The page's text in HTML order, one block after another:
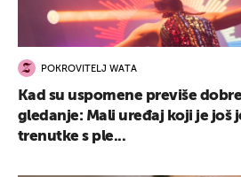
POKROVITELJ WATA
Kad su uspomene previše
gledanje: Mali uređaj koji je još
trenutke s ple...